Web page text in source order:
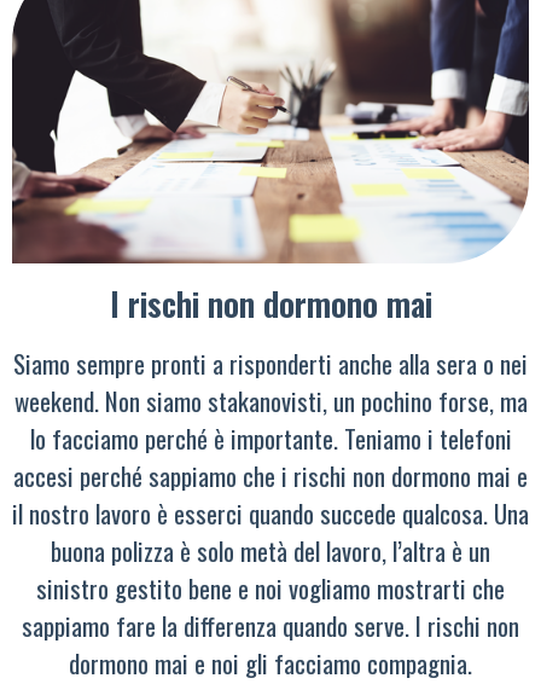
I rischi non dormono mai
Siamo sempre pronti a risponderti anche alla sera o nei
weekend. Non siamo stakanovisti, un pochino forse, ma
lo facciamo perché è importante. Teniamo i telefoni
accesi perché sappiamo che i rischi non dormono mai e
il nostro lavoro è esserci quando succede qualcosa. Una
buona polizza è solo metà del lavoro, l’altra è un
sinistro gestito bene e noi vogliamo mostrarti che
sappiamo fare la differenza quando serve. I rischi non
dormono mai e noi gli facciamo compagnia.